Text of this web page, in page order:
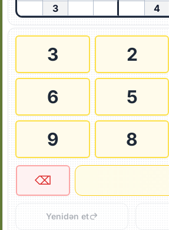
4
3
2
3
5
6
8
9
⌫
Yenidən et